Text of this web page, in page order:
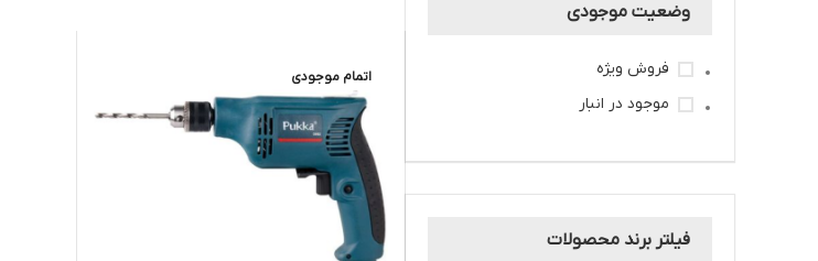
وضعیت موجودی
فروش ویژه
موجود در انبار
فیلتر برند محصولات
اتمام موجودی